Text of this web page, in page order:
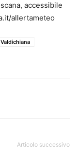
accessibile
allertameteo
Valdichiana
Articolo successivo